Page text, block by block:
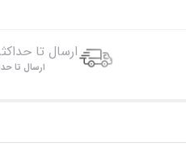
ارسال تا
ارسال تا